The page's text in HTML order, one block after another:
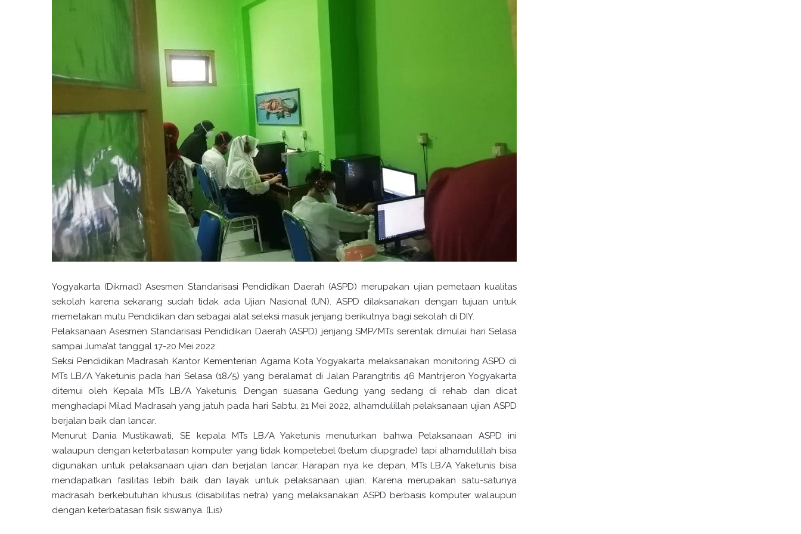
Yogyakarta (Dikmad) Asesmen Standarisasi Pendidikan Daerah (ASPD) merupakan ujian pemetaan kualitas
sekolah karena sekarang sudah tidak ada Ujian Nasional (UN). ASPD dilaksanakan dengan tujuan untuk
memetakan mutu Pendidikan dan sebagai alat seleksi masuk jenjang berikutnya bagi sekolah di DIY.
Pelaksanaan Asesmen Standarisasi Pendidikan Daerah (ASPD) jenjang SMP/MTs serentak dimulai hari Selasa
sampai Juma’at tanggal 17-20 Mei 2022.
Seksi Pendidikan Madrasah Kantor Kementerian Agama Kota Yogyakarta melaksanakan monitoring ASPD di
MTs LB/A Yaketunis pada hari Selasa (18/5) yang beralamat di Jalan Parangtritis 46 Mantrijeron Yogyakarta
ditemui oleh Kepala MTs LB/A Yaketunis. Dengan suasana Gedung yang sedang di rehab dan dicat
menghadapi Milad Madrasah yang jatuh pada hari Sabtu, 21 Mei 2022, alhamdulillah pelaksanaan ujian ASPD
berjalan baik dan lancar.
Menurut Dania Mustikawati, SE kepala MTs LB/A Yaketunis menuturkan bahwa Pelaksanaan ASPD ini
walaupun dengan keterbatasan komputer yang tidak kompetebel (belum diupgrade) tapi alhamdulillah bisa
digunakan untuk pelaksanaan ujian dan berjalan lancar. Harapan nya ke depan, MTs LB/A Yaketunis bisa
mendapatkan fasilitas lebih baik dan layak untuk pelaksanaan ujian. Karena merupakan satu-satunya
madrasah berkebutuhan khusus (disabilitas netra) yang melaksanakan ASPD berbasis komputer walaupun
dengan keterbatasan fisik siswanya. (Lis)